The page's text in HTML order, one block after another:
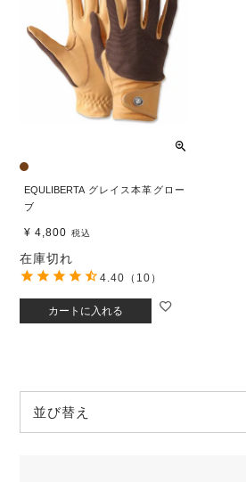
EQULIBERTA グレイス本革グロー
ブ
¥ 4,800 税込
在庫切れ
カートに入れる
4.40 （10）
並び替え